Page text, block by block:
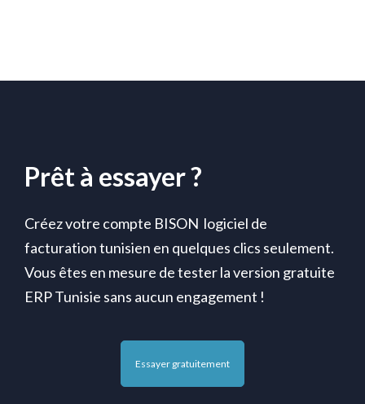
Prêt à essayer ?
Créez votre compte BISON logiciel de
facturation tunisien en quelques clics seulement.
Vous êtes en mesure de tester la version gratuite
ERP Tunisie sans aucun engagement !
Essayer gratuitement